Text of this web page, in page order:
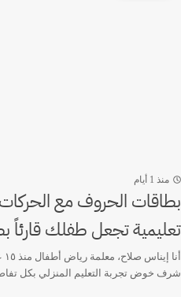
منذ 1 أيام
تعليمية تجعل طفلك قارئاً
شرف خوض تجربة التعليم المنزلي بكل